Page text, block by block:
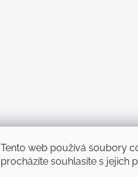
Tento web používá soubory
procházíte souhlasíte s jejich